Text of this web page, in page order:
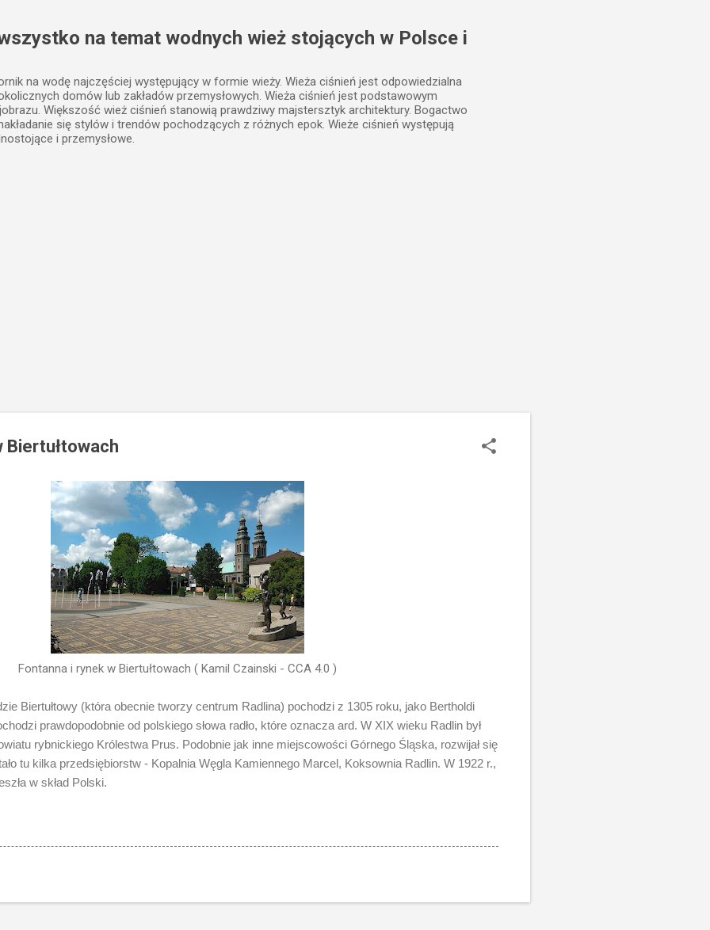
na temat wodnych wież stojących w Polsce i
na wodę najczęściej występujący w formie wieży. Wieża ciśnień jest odpowiedzialna
domów lub zakładów przemysłowych. Wieża ciśnień jest podstawowym
Większość wież ciśnień stanowią prawdziwy majstersztyk architektury. Bogactwo
się stylów i trendów pochodzących z różnych epok. Wieże ciśnień występują
i przemysłowe.
Biertułtowach
Fontanna i rynek w Biertułtowach ( Kamil Czainski - CCA 4.0 )
Biertułtowy (która obecnie tworzy centrum Radlina) pochodzi z 1305 roku, jako Bertholdi
prawdopodobnie od polskiego słowa radło, które oznacza ard. W XIX wieku Radlin był
rybnickiego Królestwa Prus. Podobnie jak inne miejscowości Górnego Śląska, rozwijał się
tu kilka przedsiębiorstw - Kopalnia Węgla Kamiennego Marcel, Koksownia Radlin. W 1922 r.,
w skład Polski.